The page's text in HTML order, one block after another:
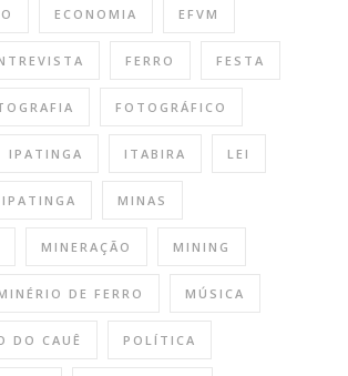
ECONOMIA EFVM
FERRO FESTA
FOTOGRÁFICO
IPATINGA ITABIRA LEI
IPATINGA MINAS
MINERAÇÃO MINING
DE FERRO MÚSICA
DO CAUÊ POLÍTICA